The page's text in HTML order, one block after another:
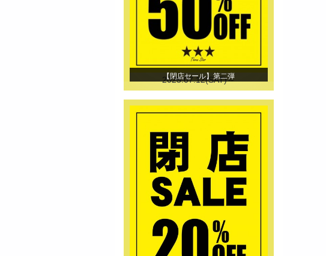
【閉店セール】第二弾
2025.07.12(SAT)～